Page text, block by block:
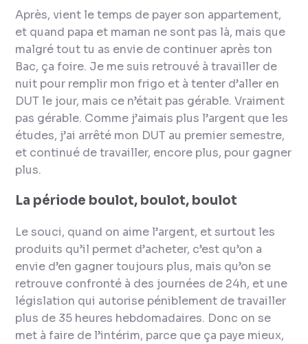
Après, vient le temps de payer son appartement,
et quand papa et maman ne sont pas là, mais que
malgré tout tu as envie de continuer après ton
Bac, ça foire. Je me suis retrouvé à travailler de
nuit pour remplir mon frigo et à tenter d’aller en
DUT le jour, mais ce n’était pas gérable. Vraiment
pas gérable. Comme j’aimais plus l’argent que les
études, j’ai arrêté mon DUT au premier semestre,
et continué de travailler, encore plus, pour gagner
plus.
La période boulot, boulot, boulot
Le souci, quand on aime l’argent, et surtout les
produits qu’il permet d’acheter, c’est qu’on a
envie d’en gagner toujours plus, mais qu’on se
retrouve confronté à des journées de 24h, et une
législation qui autorise péniblement de travailler
plus de 35 heures hebdomadaires. Donc on se
met à faire de l’intérim, parce que ça paye mieux,